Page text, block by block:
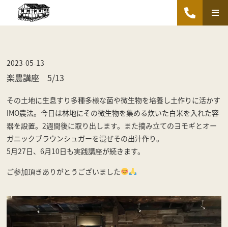
2023-05-13
楽農講座 5/13
その土地に生息すり多種多様な菌や微生物を培養し土作りに活かす
IMO農法。今日は林地にその微生物を集める炊いた白米を入れた容
器を設置。2週間後に取り出します。また摘み立てのヨモギとオー
ガニックブラウンシュガーを混ぜその出汁作り。
5月27日、6月10日も実践講座が続きます。
ご参加頂きありがとうございました